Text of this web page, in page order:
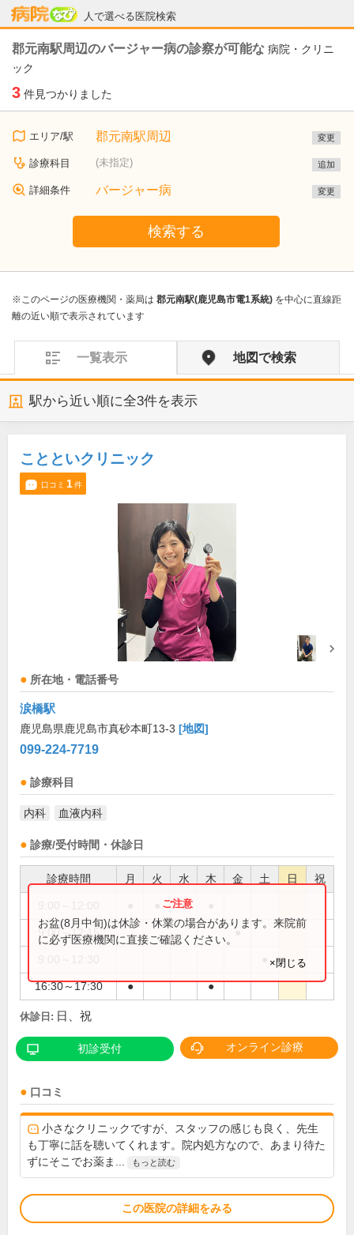
人で選べる医院検索
病院なび
郡元南駅周辺のバージャー病の診察が可能な 病院・クリニ
ック
3 件見つかりました
エリア/駅 郡元南駅周辺 変更
診療科目 (未指定) 追加
詳細条件 バージャー病 変更
検索する
※このページの医療機関・薬局は 郡元南駅(鹿児島市電1系統) を中心に直線距
離の近い順で表示されています
一覧表示 地図で検索
駅から近い順に全3件を表示
ことといクリニック
口コミ 1件
所在地・電話番号
涙橋駅
鹿児島県鹿児島市真砂本町13-3 [地図]
099-224-7719
診療科目
内科 血液内科
診療/受付時間・休診日
診療時間 月 火 水 木 金 土 日 祝
●
9:00～12:15 ●
16:30～17:30 ● ●
お盆(8月中旬)は休診・休業の場合があります。来院前
に必ず医療機関に直接ご確認ください。
×閉じる
休診日: 日、祝
初診受付 オンライン診療
口コミ
小さなクリニックですが、スタッフの感じも良く、先生
も丁寧に話を聴いてくれます。院内処方なので、あまり待た
ずにそこでお薬ま...
もっと読む
この医院の詳細をみる